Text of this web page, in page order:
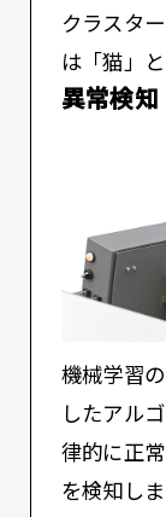
クラスタ
は「猫」
異常検知
機械学習
したアル
律的に正
を検知しま